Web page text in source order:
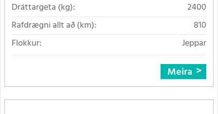
Dráttargeta (kg):
2400
Rafdrægni allt að (km):
810
Flokkur:
Jeppar
Meira